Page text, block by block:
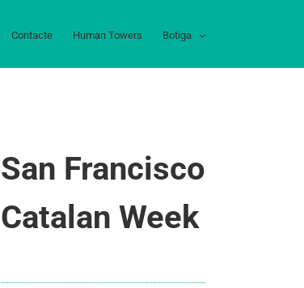
Contacte Human Towers Botiga
San Francisco
Catalan Week